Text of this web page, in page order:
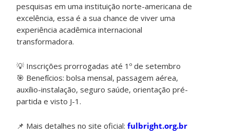
pesquisas em uma instituição norte-americana de
excelência, essa é a sua chance de viver uma
experiência acadêmica internacional
transformadora.
💡 Inscrições prorrogadas até 1º de setembro
🎯 Benefícios: bolsa mensal, passagem aérea,
auxílio-instalação, seguro saúde, orientação pré-
partida e visto J-1.
📌 Mais detalhes no site oficial:fulbright.org.br